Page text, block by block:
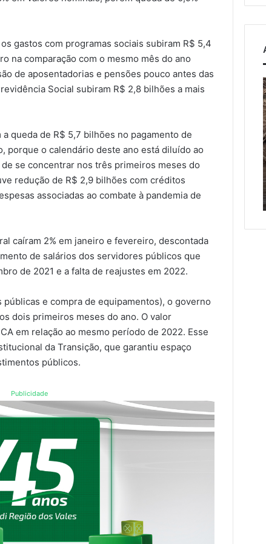
gastos com programas sociais subiram R$ 5,4
na comparação com o mesmo mês do ano
de aposentadorias e pensões pouco antes das
Social subiram R$ 2,8 bilhões a mais
queda de R$ 5,7 bilhões no pagamento de
porque o calendário deste ano está diluído ao
se concentrar nos três primeiros meses do
redução de R$ 2,9 bilhões com créditos
associadas ao combate à pandemia de
caíram 2% em janeiro e fevereiro, descontada
de salários dos servidores públicos que
de 2021 e a falta de reajustes em 2022.
e compra de equipamentos), o governo
dois primeiros meses do ano. O valor
em relação ao mesmo período de 2022. Esse
da Transição, que garantiu espaço
públicos.
Publicidade
de 2026
endurece penas
sexuais online
e
Confira
os
travessia
de
barco
entre
Encantado
e
7 de agosto de 2026
Confira os horários da
travessia de barco entre
Encantado e Muçum